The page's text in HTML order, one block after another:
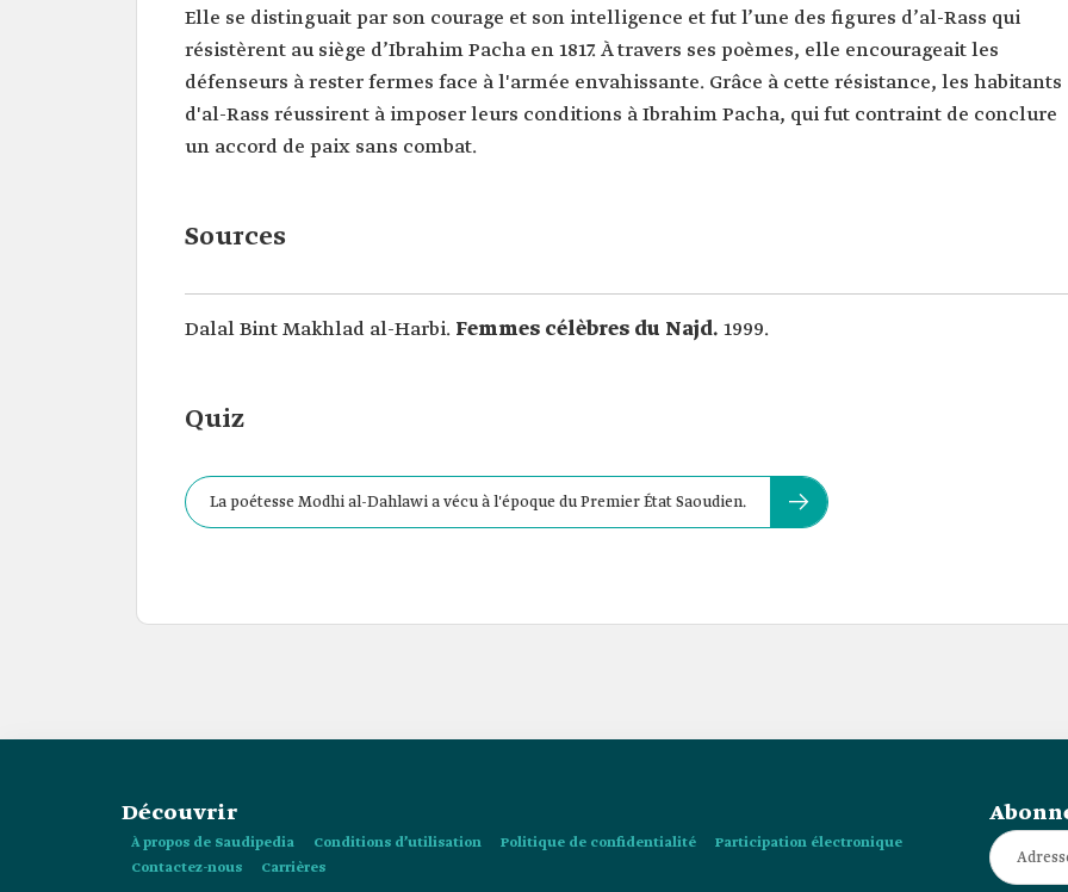
Elle se distinguait par son courage et son intelligence et fut l’une des figures d’al-Rass qui
résistèrent au siège d’Ibrahim Pacha en 1817. À travers ses poèmes, elle encourageait les
défenseurs à rester fermes face à l'armée envahissante. Grâce à cette résistance, les habitants
d'al-Rass réussirent à imposer leurs conditions à Ibrahim Pacha, qui fut contraint de conclure
un accord de paix sans combat.
Sources
Dalal Bint Makhlad al-Harbi. Femmes célèbres du Najd. 1999.
Quiz
La poétesse Modhi al-Dahlawi a vécu à l'époque du Premier État Saoudien.
Découvrir
À propos de Saudipedia Conditions d’utilisation Politique de confidentialité
Participation électronique
Contactez-nous
Carrières